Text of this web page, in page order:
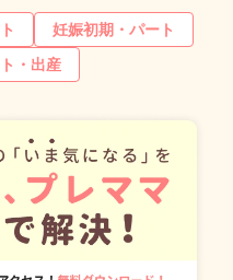
妊娠初期・パート
・出産